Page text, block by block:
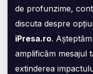
de profunzime,
discuta despre
iPresa.ro.
amplificăm mesajul
extinderea